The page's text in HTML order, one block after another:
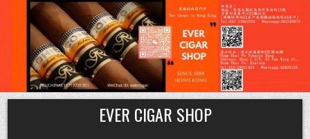
Skip
to
content
EVER CIGAR SHOP